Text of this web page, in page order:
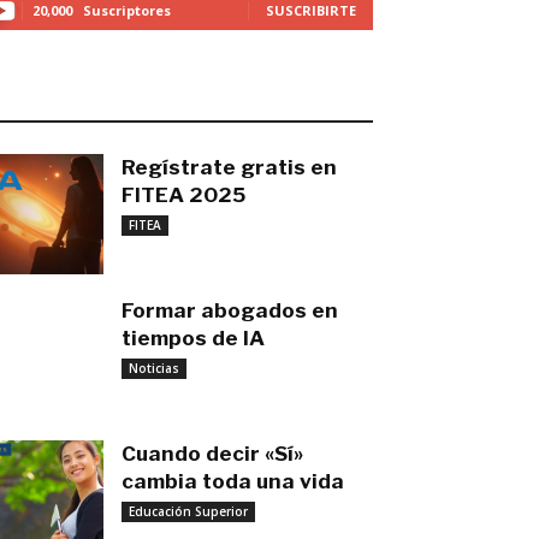
20,000 Suscriptores SUSCRIBIRTE
Regístrate gratis en
FITEA 2025
FITEA
Formar abogados en
tiempos de IA
Noticias
Cuando decir «Sí»
cambia toda una vida
Educación Superior